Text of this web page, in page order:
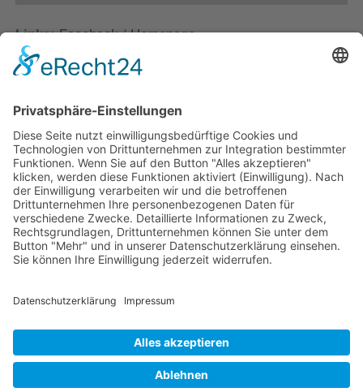
powered by
Management Platform
Links: Facebook/Homepage
KATEGORIEN: Pop
SCHLAGWÖRTER: electropop pop summerlong xylos
VORHERIGER BEITRAG
Turntablerocker: Alles Auf Die 303
NÄCHSTER BEITRAG